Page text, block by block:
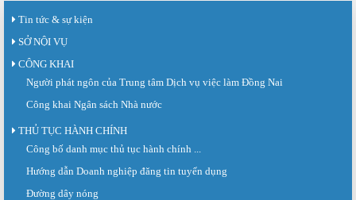
Tin tức & sự kiện
SỞ NỘI VỤ
CÔNG KHAI
Người phát ngôn của Trung tâm Dịch vụ việc làm Đồng Nai
Công khai Ngân sách Nhà nước
THỦ TỤC HÀNH CHÍNH
Công bố danh mục thủ tục hành chính ...
Hướng dẫn Doanh nghiệp đăng tin tuyển dụng
Đường dây nóng
Sàn giao dịch việc làm lần thứ 08 năm 2026: Hơn 4.300 cơ hội...
Sáng ngày 03/8/2026, Trung tâm Dịch vụ việc làm Đồng Nai tổ chức Sàn giao
dịch việc làm lần thứ 08...